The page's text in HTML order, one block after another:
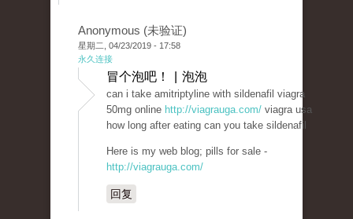
Anonymous (未验证)
星期二, 04/23/2019 - 17:58
永久连接
冒个泡吧！ | 泡泡
can i take amitriptyline with sildenafil viagra
50mg online http://viagrauga.com/ viagra usa
how long after eating can you take sildenafil
Here is my web blog; pills for sale -
http://viagrauga.com/
回复